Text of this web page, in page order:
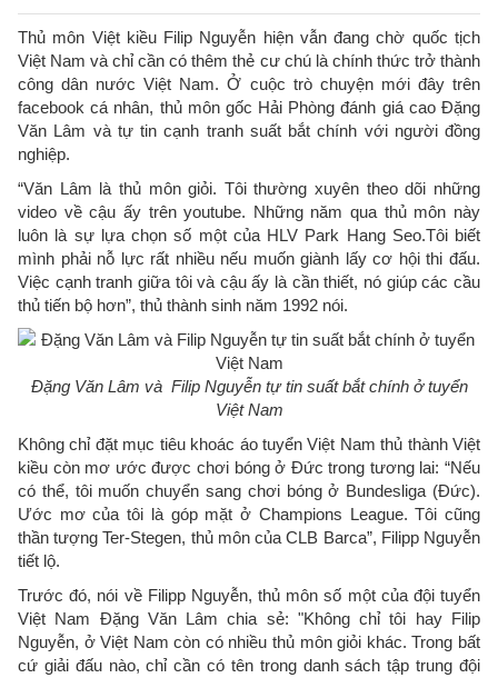
Thủ môn Việt kiều Filip Nguyễn hiện vẫn đang chờ quốc tịch
Việt Nam và chỉ cần có thêm thẻ cư chú là chính thức trở thành
công dân nước Việt Nam. Ở cuộc trò chuyện mới đây trên
facebook cá nhân, thủ môn gốc Hải Phòng đánh giá cao Đặng
Văn Lâm và tự tin cạnh tranh suất bắt chính với người đồng
nghiệp.
“Văn Lâm là thủ môn giỏi. Tôi thường xuyên theo dõi những
video về cậu ấy trên youtube. Những năm qua thủ môn này
luôn là sự lựa chọn số một của HLV Park Hang Seo.Tôi biết
mình phải nỗ lực rất nhiều nếu muốn giành lấy cơ hội thi đấu.
Việc cạnh tranh giữa tôi và cậu ấy là cần thiết, nó giúp các cầu
thủ tiến bộ hơn”, thủ thành sinh năm 1992 nói.
Đặng Văn Lâm và Filip Nguyễn tự tin suất bắt chính ở tuyển
Việt Nam
Không chỉ đặt mục tiêu khoác áo tuyển Việt Nam thủ thành Việt
kiều còn mơ ước được chơi bóng ở Đức trong tương lai: “Nếu
có thể, tôi muốn chuyển sang chơi bóng ở Bundesliga (Đức).
Ước mơ của tôi là góp mặt ở Champions League. Tôi cũng
thần tượng Ter-Stegen, thủ môn của CLB Barca”, Filipp Nguyễn
tiết lộ.
Trước đó, nói về Filipp Nguyễn, thủ môn số một của đội tuyển
Việt Nam Đặng Văn Lâm chia sẻ: "Không chỉ tôi hay Filip
Nguyễn, ở Việt Nam còn có nhiều thủ môn giỏi khác. Trong bất
cứ giải đấu nào, chỉ cần có tên trong danh sách tập trung đội